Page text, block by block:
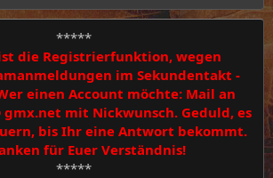
*****
die Registrierfunktion, wegen
im Sekundentakt -
einen Account möchte: Mail an
gmx.net mit Nickwunsch. Geduld, es
bis Ihr eine Antwort bekommt.
für Euer Verständnis!
*****